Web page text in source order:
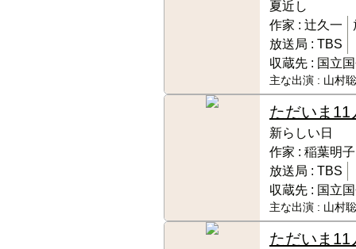
夏近し
作家 : 辻久一
放送局 : TBS
収蔵先 : 国立
主な出演 : 山村
ただいま11
新らしい日
作家 : 稲葉明子
放送局 : TBS
収蔵先 : 国立
主な出演 : 山村
ただいま11